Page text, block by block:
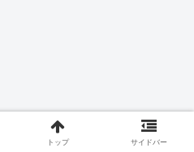
トップ サイドバー